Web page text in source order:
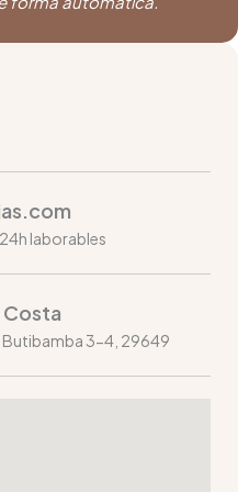
laborables
Costa
Butibamba 3-4, 29649